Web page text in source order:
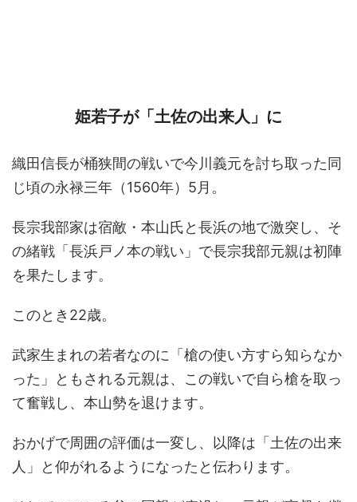
姫若子が「土佐の出来人」に
織田信長が桶狭間の戦いで今川義元を討ち取った同
じ頃の永禄三年（1560年）5月。
長宗我部家は宿敵・本山氏と長浜の地で激突し、そ
の緒戦「長浜戸ノ本の戦い」で長宗我部元親は初陣
を果たします。
このとき22歳。
武家生まれの若者なのに「槍の使い方すら知らなか
った」ともされる元親は、この戦いで自ら槍を取っ
て奮戦し、本山勢を退けます。
おかげで周囲の評価は一変し、以降は「土佐の出来
人」と仰がれるようになったと伝わります。